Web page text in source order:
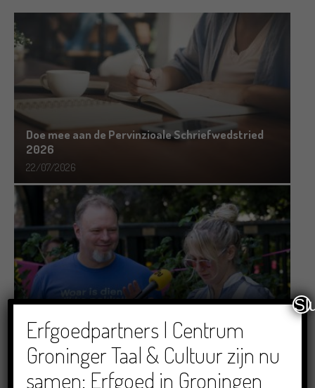
Doe mee aan de Pervinzioale Schriefwedstried
2026
22/07/2026
Dichters in de Prinsentuin: Verslag Zomor Wat
Ommaans
29/06/2026
Erfgoedpartners | Centrum
Groninger Taal & Cultuur zijn nu
samen: Erfgoed in Groningen